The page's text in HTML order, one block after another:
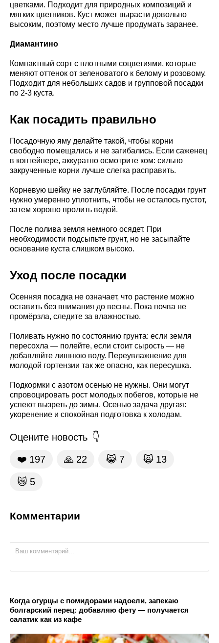
цветками. Подходит для природных композиций и
мягких цветников. Куст может вырасти довольно
высоким, поэтому место лучше продумать заранее.
Диамантино
Компактный сорт с плотными соцветиями, которые
меняют оттенок от зеленоватого к белому и розовому.
Подходит для небольших садов и групповой посадки
по 2-3 куста.
Как посадить правильно
Посадочную яму делайте такой, чтобы корни
свободно помещались и не загибались. Если саженец
в контейнере, аккуратно осмотрите ком: сильно
закрученные корни лучше слегка расправить.
Корневую шейку не заглубляйте. После посадки грунт
нужно умеренно уплотнить, чтобы не осталось пустот,
затем хорошо пролить водой.
После полива земля немного осядет. При
необходимости подсыпьте грунт, но не засыпайте
основание куста слишком высоко.
Уход после посадки
Осенняя посадка не означает, что растение можно
оставить без внимания до весны. Пока почва не
промёрзла, следите за влажностью.
Поливать нужно по состоянию грунта: если земля
пересохла — полейте, если стоит сырость — не
добавляйте лишнюю воду. Переувлажнение для
молодой гортензии так же опасно, как пересушка.
Подкормки с азотом осенью не нужны. Они могут
спровоцировать рост молодых побегов, которые не
успеют вызреть до зимы. Осенью задача другая:
укоренение и спокойная подготовка к холодам.
Оцените новость
❤️ 197 🙏 22 😹 7 🙀 13
😿 5
Комментарии
Когда огурцы с помидорами надоели, запекаю
болгарский перец: добавляю фету — получается
салатик как из кафе